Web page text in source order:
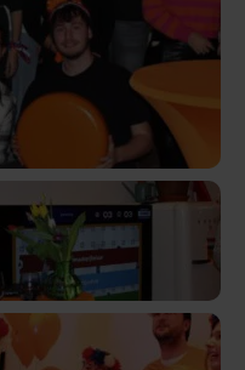
Bekijk
de
afbeelding